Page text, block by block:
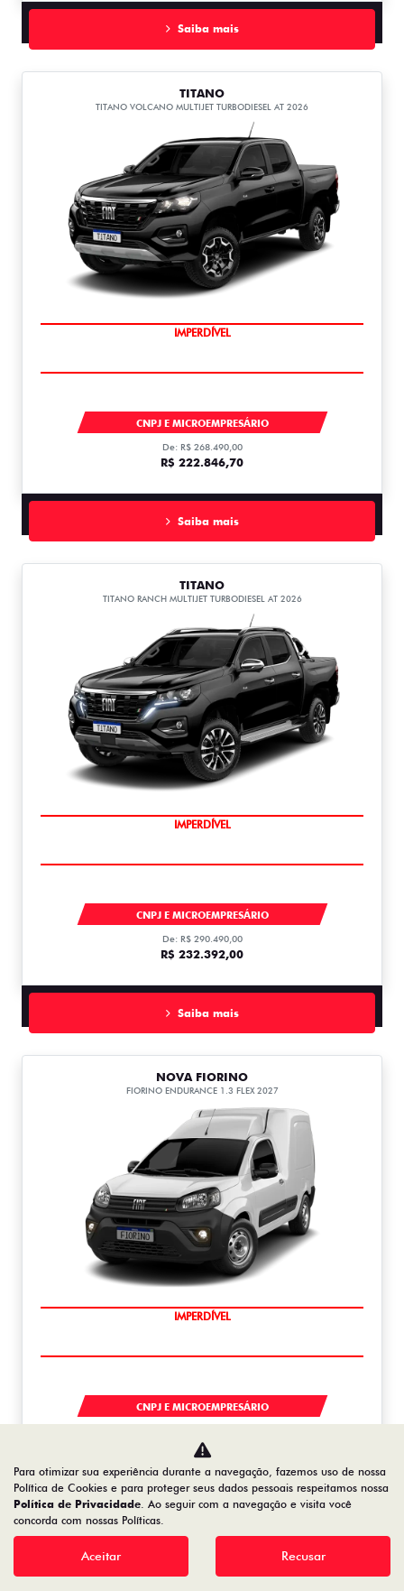
Saiba mais
TITANO
TITANO VOLCANO MULTIJET TURBODIESEL AT 2026
IMPERDÍVEL
CNPJ E MICROEMPRESÁRIO
De: R$ 268.490,00
R$ 222.846,70
Saiba mais
TITANO
TITANO RANCH MULTIJET TURBODIESEL AT 2026
IMPERDÍVEL
CNPJ E MICROEMPRESÁRIO
De: R$ 290.490,00
R$ 232.392,00
Saiba mais
NOVA FIORINO
FIORINO ENDURANCE 1.3 FLEX 2027
IMPERDÍVEL
CNPJ E MICROEMPRESÁRIO
R$ 105.727,05
Saiba mais
Para otimizar sua experiência durante a navegação, fazemos uso de nossa
Política de Cookies e para proteger seus dados pessoais respeitamos nossa
Política de Privacidade. Ao seguir com a navegação e visita você
concorda com nossas Políticas.
Aceitar Recusar